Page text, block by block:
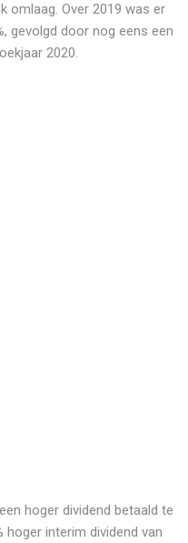
omlaag. Over 2019 was er
gevolgd door nog eens een
2020.
hoger dividend betaald te
hoger interim dividend van